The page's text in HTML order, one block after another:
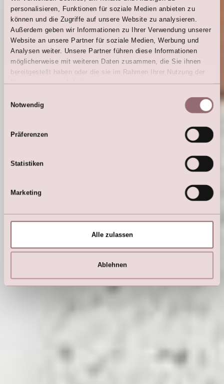
personalisieren, Funktionen für soziale Medien anbieten zu
können und die Zugriffe auf unsere Website zu analysieren.
Außerdem geben wir Informationen zu Ihrer Verwendung unserer
Website an unsere Partner für soziale Medien, Werbung und
Analysen weiter. Unsere Partner führen diese Informationen
möglicherweise mit weiteren Daten zusammen, die Sie ihnen
bereitgestellt haben oder die sie im Rahmen Ihrer Nutzung der
Dienste gesammelt haben.
Notwendig
Präferenzen
Statistiken
Marketing
Alle zulassen
Ablehnen
Winterweiss
Wenn es kälter wird, zählen die Details umso mehr.